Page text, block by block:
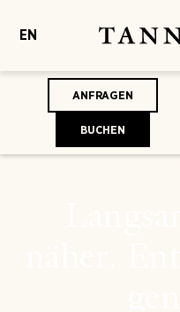
EN
ANFRAGEN
BUCHEN